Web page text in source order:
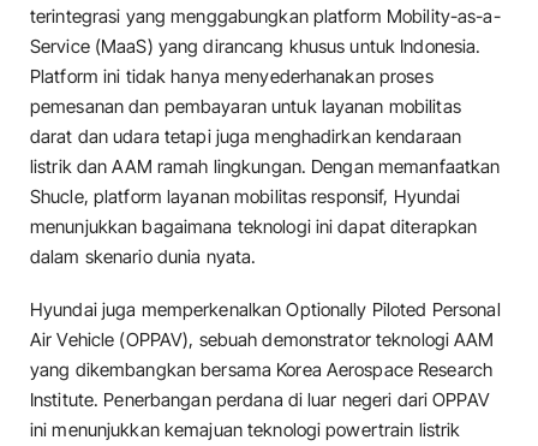
terintegrasi yang menggabungkan platform Mobility-as-a-
Service (MaaS) yang dirancang khusus untuk Indonesia.
Platform ini tidak hanya menyederhanakan proses
pemesanan dan pembayaran untuk layanan mobilitas
darat dan udara tetapi juga menghadirkan kendaraan
listrik dan AAM ramah lingkungan. Dengan memanfaatkan
Shucle, platform layanan mobilitas responsif, Hyundai
menunjukkan bagaimana teknologi ini dapat diterapkan
dalam skenario dunia nyata.
Hyundai juga memperkenalkan Optionally Piloted Personal
Air Vehicle (OPPAV), sebuah demonstrator teknologi AAM
yang dikembangkan bersama Korea Aerospace Research
Institute. Penerbangan perdana di luar negeri dari OPPAV
ini menunjukkan kemajuan teknologi powertrain listrik